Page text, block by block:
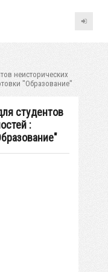
неисторических
"Образование"
студентов
: